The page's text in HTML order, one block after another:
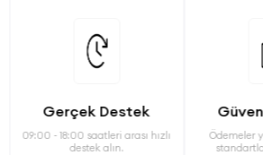
Gerçek Destek
09:00 - 18:00 saatleri arası hızlı
destek alın.
Ödemeler